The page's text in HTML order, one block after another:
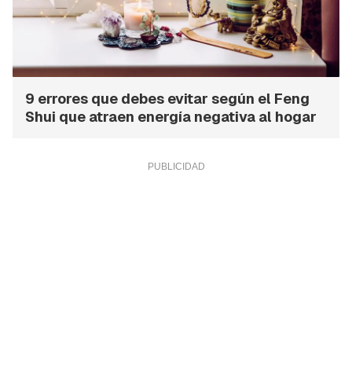
9 errores que debes evitar según el Feng
Shui que atraen energía negativa al hogar